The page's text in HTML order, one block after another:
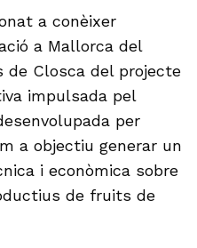
a conèixer
a Mallorca del
de Closca del projecte
impulsada pel
per
a objectiu generar un
i econòmica sobre
de fruits de